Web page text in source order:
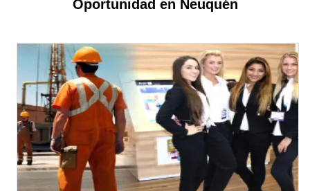
Oportunidad en Neuquén